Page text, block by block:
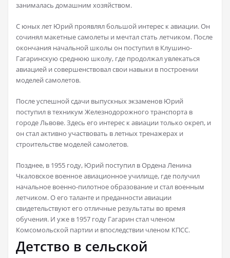
занималась домашним хозяйством.
С юных лет Юрий проявлял большой интерес к авиации. Он
сочинял макетные самолеты и мечтал стать летчиком. После
окончания начальной школы он поступил в Клушино-
Гагаринскую среднюю школу, где продолжал увлекаться
авиацией и совершенствовал свои навыки в построении
моделей самолетов.
После успешной сдачи выпускных экзаменов Юрий
поступил в техникум Железнодорожного транспорта в
городе Львове. Здесь его интерес к авиации только окреп, и
он стал активно участвовать в летных тренажерах и
строительстве моделей самолетов.
Позднее, в 1955 году, Юрий поступил в Ордена Ленина
Чкаловское военное авиационное училище, где получил
начальное военно-пилотное образование и стал военным
летчиком. О его таланте и преданности авиации
свидетельствуют его отличные результаты во время
обучения. И уже в 1957 году Гагарин стал членом
Комсомольской партии и впоследствии членом КПСС.
Детство в сельской